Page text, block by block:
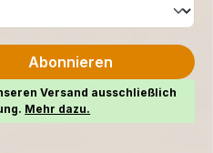
Abonnieren
Versand ausschließlich
Mehr dazu.